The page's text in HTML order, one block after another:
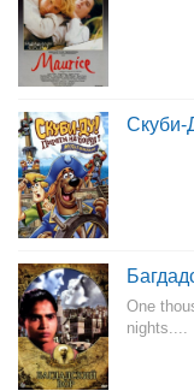
Скуби-
One
nights....